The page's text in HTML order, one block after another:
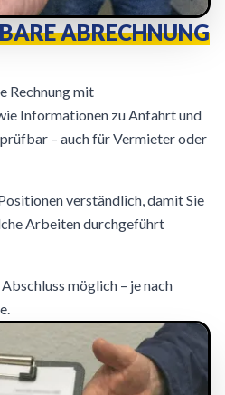
ABRECHNUNG
Rechnung mit
Informationen zu Anfahrt und
– auch für Vermieter oder
verständlich, damit Sie
Arbeiten durchgeführt
möglich – je nach